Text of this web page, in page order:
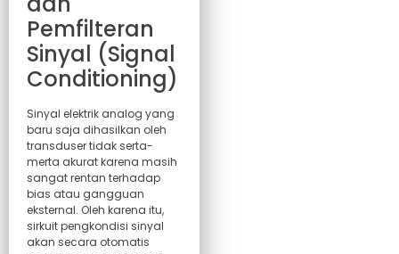
Pemfilteran
Sinyal (Signal
Conditioning)
Sinyal elektrik analog yang
baru saja dihasilkan oleh
transduser tidak serta-
merta akurat karena masih
sangat rentan terhadap
bias atau gangguan
eksternal. Oleh karena itu,
sirkuit pengkondisi sinyal
akan secara otomatis